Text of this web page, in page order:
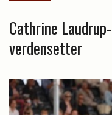
Cathrine
verdensetter